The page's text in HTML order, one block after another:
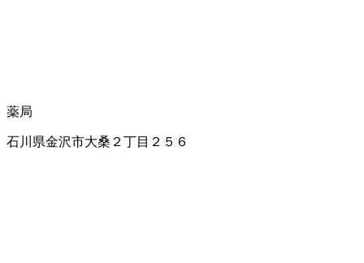
薬局
石川県金沢市大桑２丁目２５６